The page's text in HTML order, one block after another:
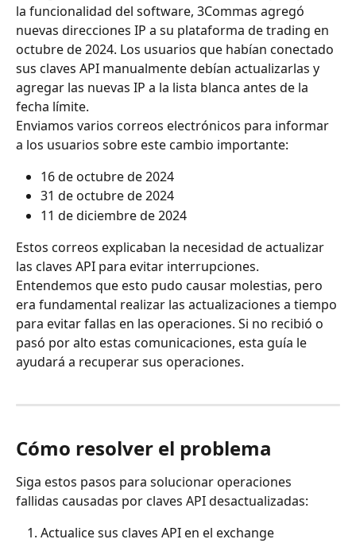
la funcionalidad del software, 3Commas agregó
nuevas direcciones IP a su plataforma de trading en
octubre de 2024. Los usuarios que habían conectado
sus claves API manualmente debían actualizarlas y
agregar las nuevas IP a la lista blanca antes de la
fecha límite.
Enviamos varios correos electrónicos para informar
a los usuarios sobre este cambio importante:
16 de octubre de 2024
31 de octubre de 2024
11 de diciembre de 2024
Estos correos explicaban la necesidad de actualizar
las claves API para evitar interrupciones.
Entendemos que esto pudo causar molestias, pero
era fundamental realizar las actualizaciones a tiempo
para evitar fallas en las operaciones. Si no recibió o
pasó por alto estas comunicaciones, esta guía le
ayudará a recuperar sus operaciones.
Cómo resolver el problema
Siga estos pasos para solucionar operaciones
fallidas causadas por claves API desactualizadas:
Actualice sus claves API en el exchange